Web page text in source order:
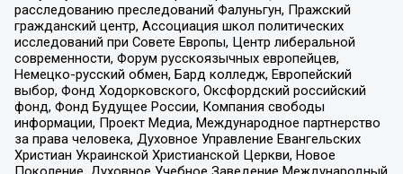
расследованию преследований Фалуньгун, Пражский
гражданский центр, Ассоциация школ политических
исследований при Совете Европы, Центр либеральной
современности, Форум русскоязычных европейцев,
Немецко-русский обмен, Бард колледж, Европейский
выбор, Фонд Ходорковского, Оксфордский российский
фонд, Фонд Будущее России, Компания свободы
информации, Проект Медиа, Международное партнерство
за права человека, Духовное Управление Евангельских
Христиан Украинской Христианской Церкви, Новое